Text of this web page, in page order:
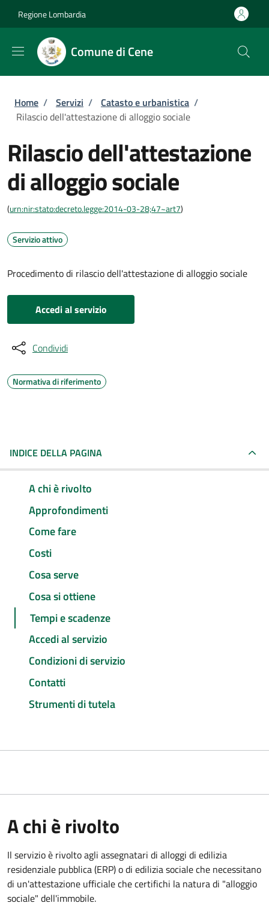
Regione Lombardia
Comune di Cene
Briciole di pane
Home / Servizi / Catasto e urbanistica /
Rilascio dell'attestazione di alloggio sociale
Rilascio dell'attestazione
di alloggio sociale
(urn:nir:stato:decreto.legge:2014-03-28;47~art7)
Servizio attivo
Procedimento di rilascio dell'attestazione di alloggio sociale
Accedi al servizio
Condividi
Normativa di riferimento
INDICE DELLA PAGINA
A chi è rivolto
Approfondimenti
Come fare
Costi
Cosa serve
Cosa si ottiene
Tempi e scadenze
Accedi al servizio
Condizioni di servizio
Contatti
Strumenti di tutela
A chi è rivolto
Il servizio è rivolto agli assegnatari di alloggi di edilizia
residenziale pubblica (ERP) o di edilizia sociale che necessitano
di un'attestazione ufficiale che certifichi la natura di "alloggio
sociale" dell'immobile.